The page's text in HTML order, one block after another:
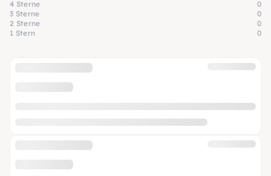
4 Sterne
0
3 Sterne
0
2 Sterne
0
1 Stern
0